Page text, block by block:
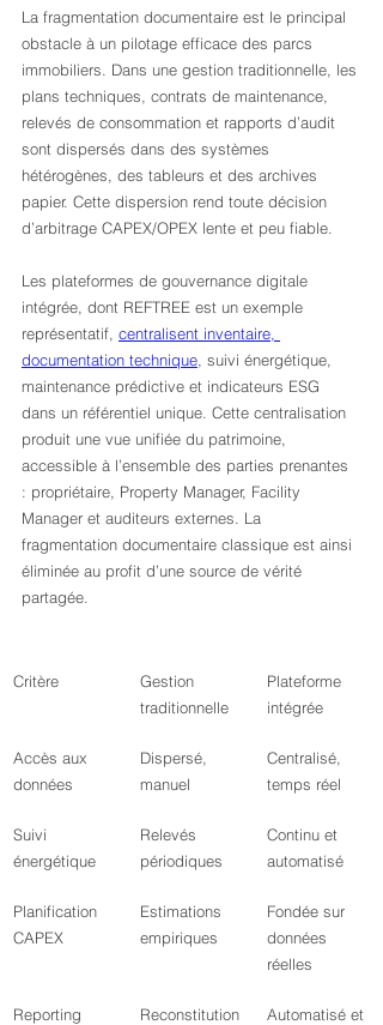
La fragmentation documentaire est le principal
obstacle à un pilotage efficace des parcs
immobiliers. Dans une gestion traditionnelle, les
plans techniques, contrats de maintenance,
relevés de consommation et rapports d’audit
sont dispersés dans des systèmes
hétérogènes, des tableurs et des archives
papier. Cette dispersion rend toute décision
d’arbitrage CAPEX/OPEX lente et peu fiable.
Les plateformes de gouvernance digitale
intégrée, dont REFTREE est un exemple
représentatif, centralisent inventaire,
documentation technique , suivi énergétique,
maintenance prédictive et indicateurs ESG
dans un référentiel unique. Cette centralisation
produit une vue unifiée du patrimoine,
accessible à l’ensemble des parties prenantes
: propriétaire, Property Manager, Facility
Manager et auditeurs externes. La
fragmentation documentaire classique est ainsi
éliminée au profit d’une source de vérité
partagée.
Critère
Gestion
traditionnelle
Plateforme
intégrée
Accès aux
données
Dispersé,
manuel
Centralisé,
temps réel
Suivi
énergétique
Relevés
périodiques
Continu et
automatisé
Planification
CAPEX
Estimations
empiriques
Fondée sur
données
réelles
Reporting
Reconstitution
Automatisé et